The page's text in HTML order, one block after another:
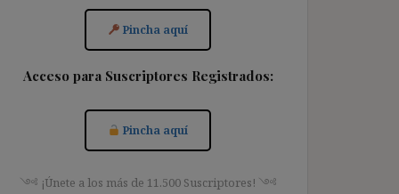
Pincha aquí
Acceso para Suscriptores Registrados:
Pincha aquí
༺ ¡Únete a los más de 11.500 Suscriptores! ༺